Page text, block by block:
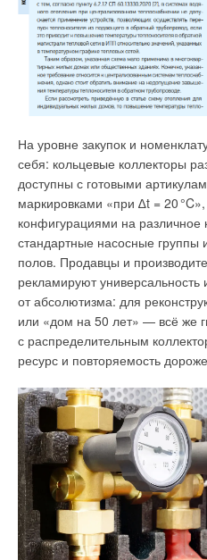
На уровне закупок и
себя: кольцевые коллекторы
доступны с готовыми
маркировками «при ∆t = 20
конфигурациями на различное
стандартные насосные группы
полов. Продавцы и
рекламируют универсальность
от абсолютизма: для
или «дом на 50 лет» — всё же
с распределительным
ресурс и повторяемость
Рис. 3. Графики переходной
возмущения АСР с ПИ- и
Оценка качества работы
регулирования выполняется
показателей: динамическое,
отклонение, время
1). На основании расчётов
система АСУ в комплекте с
и нейроконтроллером
регулятором. Это
регулирования переходного
снижением динамического
ПИД-регулятора
показатель степени затухания,
задания на АСУ, так и при
возмущения на входе в